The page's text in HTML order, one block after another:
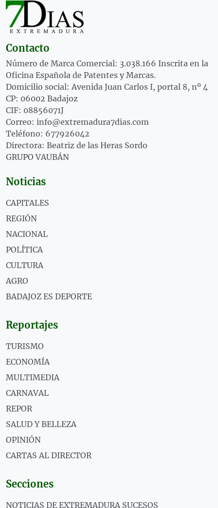
Contacto
Número de Marca Comercial: 3.038.166 Inscrita en la
Oficina Española de Patentes y Marcas.
Domicilio social: Avenida Juan Carlos I, portal 8, nº 4
CP: 06002 Badajoz
CIF: 08856071J
Correo: info@extremadura7dias.com
Teléfono: 677926042
Directora: Beatriz de las Heras Sordo
GRUPO VAUBÁN
Noticias
CAPITALES
REGIÓN
NACIONAL
POLÍTICA
CULTURA
AGRO
BADAJOZ ES DEPORTE
Reportajes
TURISMO
ECONOMÍA
MULTIMEDIA
CARNAVAL
REPOR
SALUD Y BELLEZA
OPINIÓN
CARTAS AL DIRECTOR
Secciones
NOTICIAS DE EXTREMADURA SUCESOS